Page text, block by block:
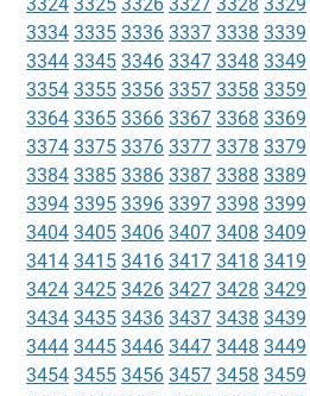
3334 3335 3336 3337 3338 3339
3344 3345 3346 3347 3348 3349
3354 3355 3356 3357 3358 3359
3364 3365 3366 3367 3368 3369
3374 3375 3376 3377 3378 3379
3384 3385 3386 3387 3388 3389
3394 3395 3396 3397 3398 3399
3404 3405 3406 3407 3408 3409
3414 3415 3416 3417 3418 3419
3424 3425 3426 3427 3428 3429
3434 3435 3436 3437 3438 3439
3444 3445 3446 3447 3448 3449
3454 3455 3456 3457 3458 3459